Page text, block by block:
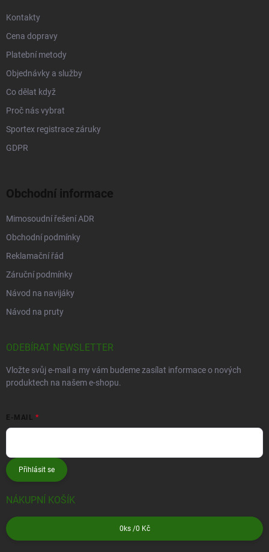
Kontakty
Cena dopravy
Platební metody
Objednávky a služby
Co dělat když
Proč nás vybrat
Sportex registrace záruky
GDPR
Obchodní informace
Mimosoudní řešení ADR
Obchodní podmínky
Reklamační řád
Záruční podmínky
Návod na navijáky
Návod na pruty
ODEBÍRAT NEWSLETTER
Vložte svůj e-mail a my vám budeme zasílat informace o nových
produktech na našem e-shopu.
E-MAIL
Přihlásit se
NÁKUPNÍ KOŠÍK
0ks /0 Kč